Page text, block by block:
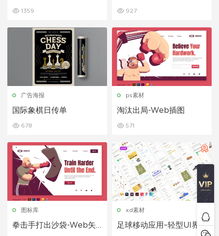
1359 927
广告海报
国际象棋日传单
678
ps素材
淘汰出局-Web插图
571
图标库
拳击手打出沙袋-Web矢
xd素材
足球移动应用–轻型UI界